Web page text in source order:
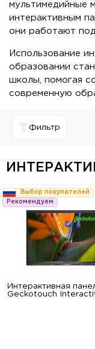
мультимедийные
интерактивным
они работают
Использование
образовании
школы, помогая
современную
Фильтр
Выбор покупателей
Рекомендуем
Интерактивная
Geckotouch